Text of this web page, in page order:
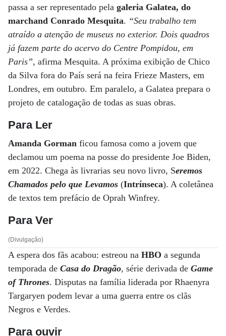
passa a ser representado pela galeria Galatea, do
marchand Conrado Mesquita. “Seu trabalho tem
atraído a atenção de museus no exterior. Dois quadros
já fazem parte do acervo do Centre Pompidou, em
Paris”, afirma Mesquita. A próxima exibição de Chico
da Silva fora do País será na feira Frieze Masters, em
Londres, em outubro. Em paralelo, a Galatea prepara o
projeto de catalogação de todas as suas obras.
Para Ler
Amanda Gorman ficou famosa como a jovem que
declamou um poema na posse do presidente Joe Biden,
em 2022. Chega às livrarias seu novo livro, Seremos
Chamados pelo que Levamos (Intrínseca). A coletânea
de textos tem prefácio de Oprah Winfrey.
Para Ver
(Divulgação)
A espera dos fãs acabou: estreou na HBO a segunda
temporada de Casa do Dragão, série derivada de Game
of Thrones. Disputas na família liderada por Rhaenyra
Targaryen podem levar a uma guerra entre os clãs
Negros e Verdes.
Para ouvir